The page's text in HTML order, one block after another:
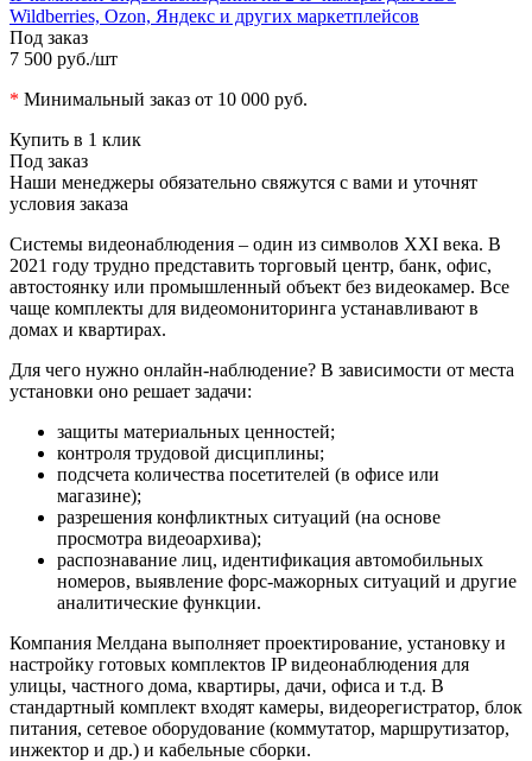
Wildberries, Ozon, Яндекс и других маркетплейсов
Под заказ
7 500 руб./шт
* Минимальный заказ от 10 000 руб.
Купить в 1 клик
Под заказ
Наши менеджеры обязательно свяжутся с вами и уточнят
условия заказа
Системы видеонаблюдения – один из символов ХХI века. В
2021 году трудно представить торговый центр, банк, офис,
автостоянку или промышленный объект без видеокамер. Все
чаще комплекты для видеомониторинга устанавливают в
домах и квартирах.
Для чего нужно онлайн-наблюдение? В зависимости от места
установки оно решает задачи:
защиты материальных ценностей;
контроля трудовой дисциплины;
подсчета количества посетителей (в офисе или
магазине);
разрешения конфликтных ситуаций (на основе
просмотра видеоархива);
распознавание лиц, идентификация автомобильных
номеров, выявление форс-мажорных ситуаций и другие
аналитические функции.
Компания Мелдана выполняет проектирование, установку и
настройку готовых комплектов IP видеонаблюдения для
улицы, частного дома, квартиры, дачи, офиса и т.д. В
стандартный комплект входят камеры, видеорегистратор, блок
питания, сетевое оборудование (коммутатор, маршрутизатор,
инжектор и др.) и кабельные сборки.